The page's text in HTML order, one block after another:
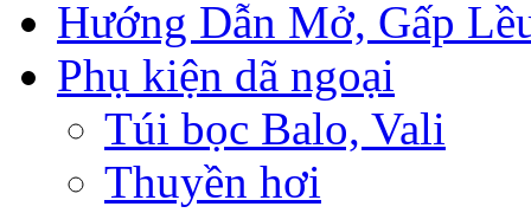
Hướng Dẫn Mở, Gấp
Phụ kiện dã ngoại
Túi bọc Balo, Vali
Thuyền hơi